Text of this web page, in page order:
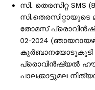
സി. തെരസിറ്റ
തോമസ്
02-2024
പ്രൊവിൻഷ്യൽ
പാലക്കാട്ടുമല